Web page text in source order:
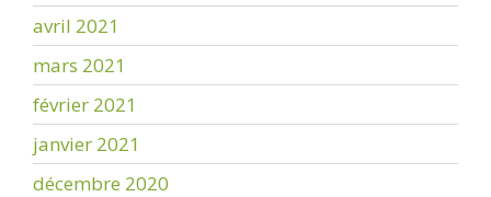
avril 2021
mars 2021
février 2021
janvier 2021
décembre 2020